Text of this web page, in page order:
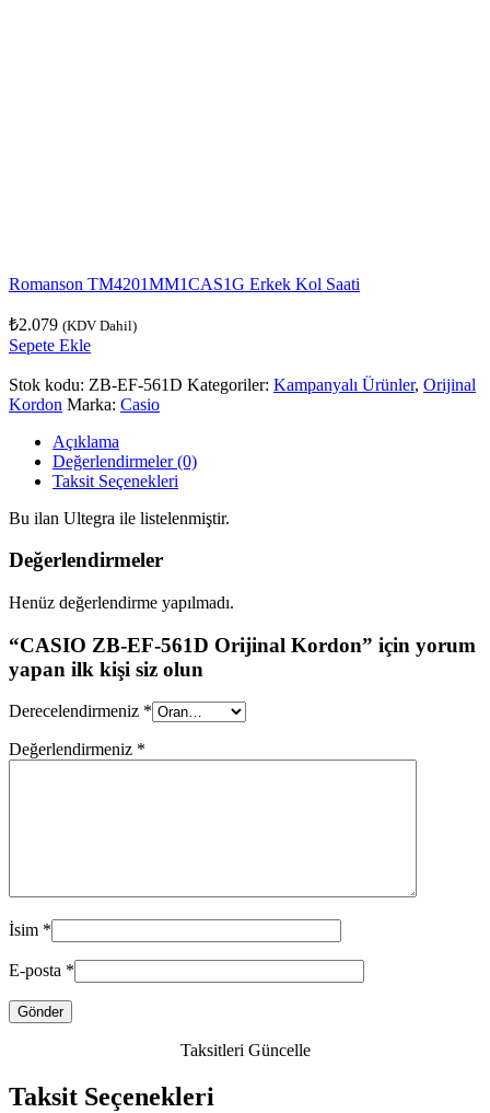
Romanson TM4201MM1CAS1G Erkek Kol Saati
₺2.079 (KDV Dahil)
Sepete Ekle
Stok kodu: ZB-EF-561D Kategoriler: Kampanyalı Ürünler, Orijinal
Kordon Marka: Casio
Açıklama
Değerlendirmeler (0)
Taksit Seçenekleri
Bu ilan Ultegra ile listelenmiştir.
Değerlendirmeler
Henüz değerlendirme yapılmadı.
“CASIO ZB-EF-561D Orijinal Kordon” için yorum
yapan ilk kişi siz olun
Derecelendirmeniz *
Değerlendirmeniz *
İsim *
E-posta *
Taksitleri Güncelle
Taksit Seçenekleri